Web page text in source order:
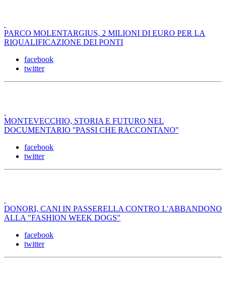
PARCO MOLENTARGIUS, 2 MILIONI DI EURO PER LA
RIQUALIFICAZIONE DEI PONTI
facebook
twitter
MONTEVECCHIO, STORIA E FUTURO NEL
DOCUMENTARIO ''PASSI CHE RACCONTANO''
facebook
twitter
DONORI, CANI IN PASSERELLA CONTRO L'ABBANDONO
ALLA "FASHION WEEK DOGS"
facebook
twitter